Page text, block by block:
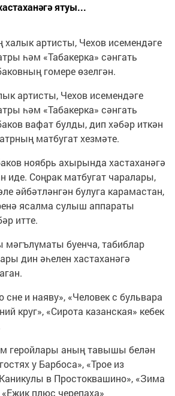
ятуы...
артисты, Чехов исемендәге
һәм «Табакерка» сәнгать
гомере өзелгән.
артисты, Чехов исемендәге
һәм «Табакерка» сәнгать
вафат булды, дип хәбәр иткән
матбугат хезмәте.
ноябрь ахырында хастаханәгә
иде. Соңрак матбугат чаралары,
әйбәтләнгән булуга карамастан,
ясалма сулыш аппараты
итте.
мәгълүматы буенча, табиблар
дин әһелен хастаханәгә
сне и наяву», «Человек с бульвара
круг», «Сирота казанская» кебек
геройлары аның тавышы белән
у Барбоса», «Трое из
в Простоквашино», «Зима
плюс черепаха»